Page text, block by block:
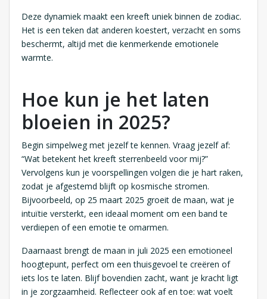
Deze dynamiek maakt een kreeft uniek binnen de zodiac.
Het is een teken dat anderen koestert, verzacht en soms
beschermt, altijd met die kenmerkende emotionele
warmte.
Hoe kun je het laten
bloeien in 2025?
Begin simpelweg met jezelf te kennen. Vraag jezelf af:
“Wat betekent het kreeft sterrenbeeld voor mij?”
Vervolgens kun je voorspellingen volgen die je hart raken,
zodat je afgestemd blijft op kosmische stromen.
Bijvoorbeeld, op 25 maart 2025 groeit de maan, wat je
intuïtie versterkt, een ideaal moment om een band te
verdiepen of een emotie te omarmen.
Daarnaast brengt de maan in juli 2025 een emotioneel
hoogtepunt, perfect om een thuisgevoel te creëren of
iets los te laten. Blijf bovendien zacht, want je kracht ligt
in je zorgzaamheid. Reflecteer ook af en toe: wat voelt